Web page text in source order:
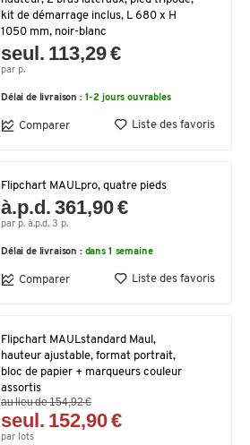
kit de démarrage inclus, L 680 x H
1050 mm, noir-blanc
seul. 113,29 €
par p.
Délai de livraison : 1-2 jours ouvrables
Comparer Liste des favoris
Flipchart MAULpro, quatre pieds
à.p.d. 361,90 €
par p. à.p.d. 3 p.
Délai de livraison : dans 1 semaine
Comparer Liste des favoris
Flipchart MAULstandard Maul,
hauteur ajustable, format portrait,
bloc de papier + marqueurs couleur
assortis
au lieu de 154,92 €
seul. 152,90 €
par lots